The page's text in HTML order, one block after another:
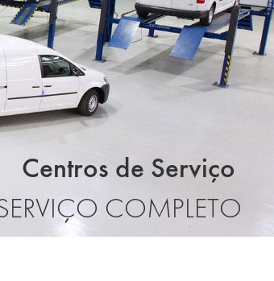
Centros de Serviço
COMPLETO